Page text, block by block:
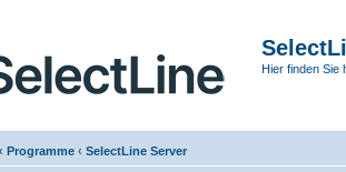
Hier finden Sie
‹ Programme ‹ SelectLine Server